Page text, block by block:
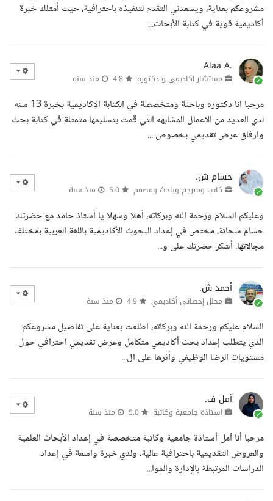
مشروعكم بعناية، ويسعدني التقدم لتنفيذه باحترافية، حيث أمتلك خبرة
أكاديمية قوية في كتابة الأبحاث...
Alaa A.
مستشار اكاديمي و دكتوره منذ سنة
مرحبا انا دكتوره وباحثة ومتخصصة في الكتابة الاكاديمية بخبرة 13 سنه
لدي العديد من الاعمال المشابهه التي قمت بتسليمها متمثلة في كتابة بحث
وارفاق عرض تقديمي بخصوص ...
حسام ش.
كاتب ومترجم وباحث ومصمم منذ سنة
وعليكم السلام ورحمة الله وبركاته، أهلا وسهلا يا أستاذ حامد مع حضرتك
حسام شحاتة، مختص في إعداد البحوث الأكاديمية باللغة العربية بمختلف
مجالاتها. أشكر حضرتك على و...
أحمد ش.
محلل إحصائي أكاديمي منذ سنة
السلام عليكم ورحمة الله وبركاته، اطلعت بعناية على تفاصيل مشروعكم
الذي يتطلب إعداد بحث أكاديمي متكامل وعرض تقديمي احترافي حول
مستويات الرضا الوظيفي وأثرها على ال...
آمل ف.
استاذة جامعية وكاتبة منذ سنة
مرحبا أنا آمل أستاذة جامعية وكاتبة متخصصة في إعداد الأبحاث العلمية
والعروض التقديمية باحترافية عالية، ولدي خبرة واسعة في إعداد
الدراسات المرتبطة بالإدارة والموا...